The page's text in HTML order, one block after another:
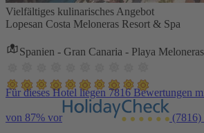
Vielfältiges kulinarisches Angebot
Lopesan Costa Meloneras Resort & Spa
Spanien - Gran Canaria - Playa Meloneras
Für dieses Hotel liegen 7816 Bewertungen
von 87% vor (7816)